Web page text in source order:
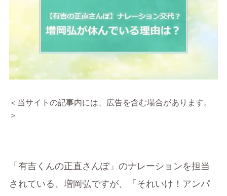
＜当サイトの記事内には、広告を含む場合があります。
＞
「有吉くんの正直さんぽ」のナレーションを担当
されている、増岡弘ですが、「それいけ！アンパ